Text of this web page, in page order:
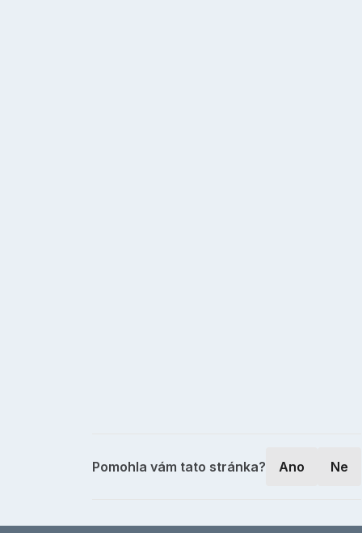
Pomohla vám tato stránka? Ano Ne